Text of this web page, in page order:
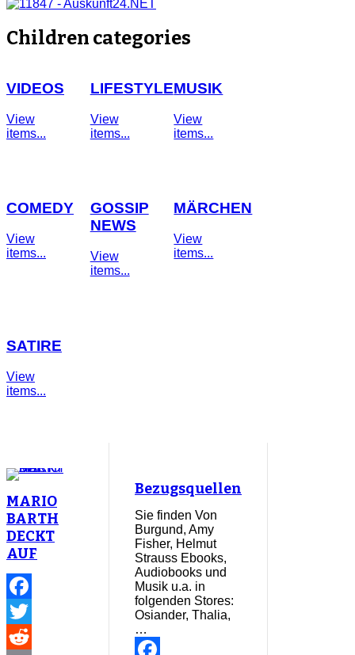
Children categories
VIDEOS
View
items...
LIFESTYLE
View
items...
MUSIK
View
items...
COMEDY
View
items...
GOSSIP
NEWS
View
items...
MÄRCHEN
View
items...
SATIRE
View
items...
MARIO
BARTH
DECKT
AUF
Facebook
Twitter
Bezugsquellen
Sie finden Von
Burgund, Amy
Fisher, Helmut
Strauss Ebooks,
Audiobooks und
Musik u.a. in
folgenden Stores:
Osiander, Thalia,
…